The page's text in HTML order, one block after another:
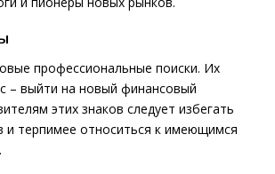
профессиональные поиски. Их
– выйти на новый финансовый
этих знаков следует избегать
и терпимее относиться к имеющимся